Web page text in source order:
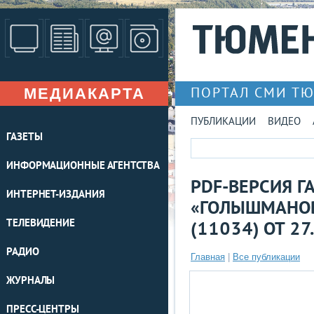
МЕДИАКАРТА
ГАЗЕТЫ
ИНФОРМАЦИОННЫЕ АГЕНТСТВА
ИНТЕРНЕТ-ИЗДАНИЯ
ТЕЛЕВИДЕНИЕ
РАДИО
ЖУРНАЛЫ
ПРЕСС-ЦЕНТРЫ
ПОРТАЛ СМИ
ПУБЛИКАЦИИ ВИДЕО
PDF-ВЕРСИЯ
(11034) ОТ
Главная Все публикации